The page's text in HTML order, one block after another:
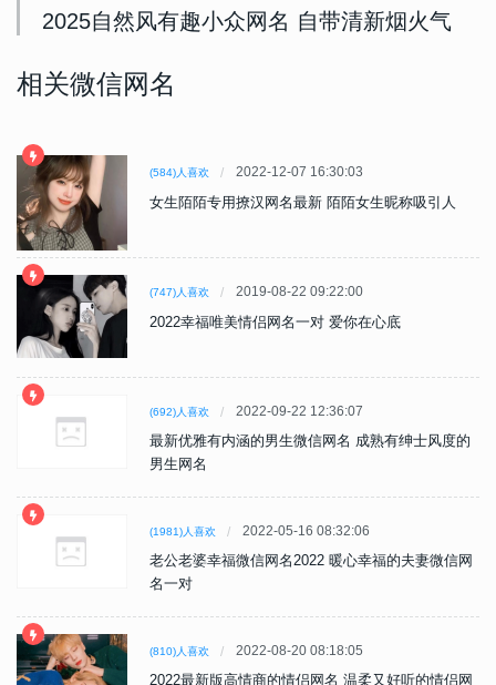
2025自然风有趣小众网名 自带清新烟火气
相关微信网名
(584)人喜欢 2022-12-07 16:30:03
女生陌陌专用撩汉网名最新 陌陌女生昵称吸引人
(747)人喜欢 2019-08-22 09:22:00
2022幸福唯美情侣网名一对 爱你在心底
(692)人喜欢 2022-09-22 12:36:07
最新优雅有内涵的男生微信网名 成熟有绅士风度的
男生网名
(1981)人喜欢 2022-05-16 08:32:06
老公老婆幸福微信网名2022 暖心幸福的夫妻微信网
名一对
(810)人喜欢 2022-08-20 08:18:05
2022最新版高情商的情侣网名 温柔又好听的情侣网